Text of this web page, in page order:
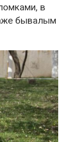
в
бывалым